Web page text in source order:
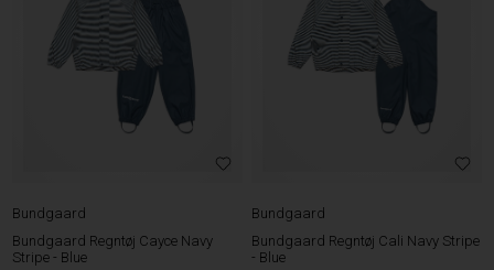
Bundgaard
Bundgaard Regntøj Cayce Navy
Stripe - Blue
Bundgaard
Bundgaard Regntøj Cali Navy Stripe
- Blue